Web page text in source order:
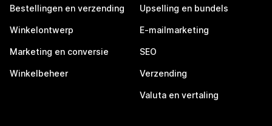
Bestellingen en verzending
Winkelontwerp
Marketing en conversie
Winkelbeheer
Upselling en bundels
E-mailmarketing
SEO
Verzending
Valuta en vertaling